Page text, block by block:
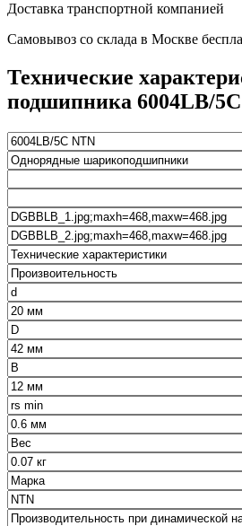
Доставка транспортной компанией
Самовывоз со склада в Москве
Технические
подшипника 6004LB/